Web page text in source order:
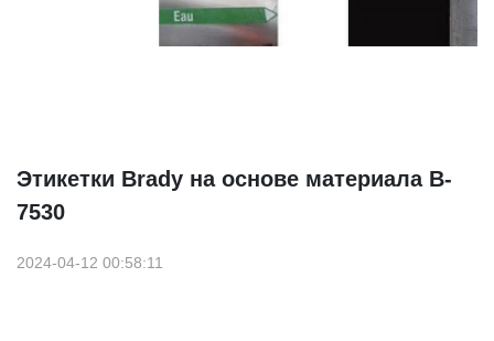
Этикетки Brady на основе материала B-
7530
2024-04-12 00:58:11